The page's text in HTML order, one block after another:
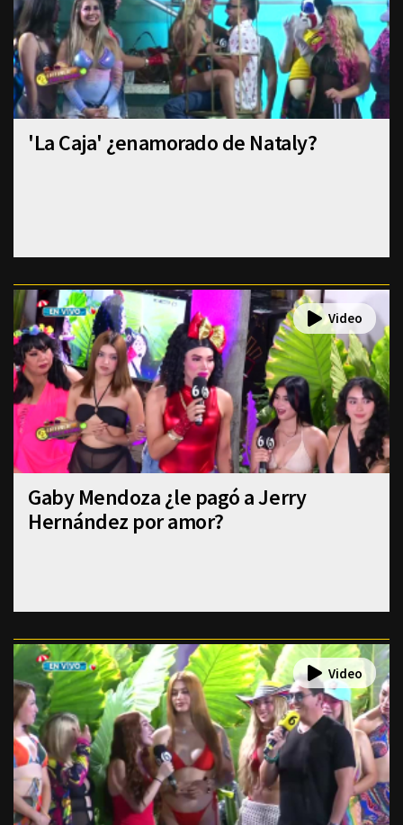
'La Caja' ¿enamorado de Nataly?
Gaby Mendoza ¿le pagó a Jerry
Hernández por amor?